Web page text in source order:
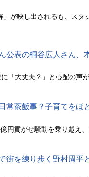
」が映し出されるも、スタ
公表の桐谷広人さん、
「大丈夫？」と心配の声
常茶飯事？子育てをほ
円貢がせ騒動を乗り越え
街を練り歩く野村周平